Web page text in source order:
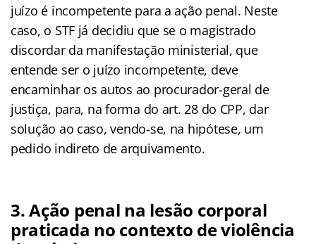
juízo é incompetente para a ação penal. Neste
caso, o STF já decidiu que se o magistrado
discordar da manifestação ministerial, que
entende ser o juízo incompetente, deve
encaminhar os autos ao procurador-geral de
justiça, para, na forma do art. 28 do CPP, dar
solução ao caso, vendo-se, na hipótese, um
pedido indireto de arquivamento.
3. Ação penal na lesão corporal
praticada no contexto de violência